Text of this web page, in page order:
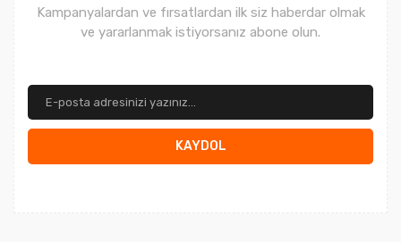
Kampanyalardan ve fırsatlardan ilk siz haberdar olmak
ve yararlanmak istiyorsanız abone olun.
KAYDOL